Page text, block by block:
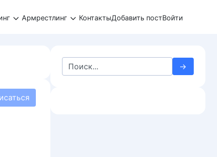
Армрестлинг КонтактыДобавить постВойти
Search
for: